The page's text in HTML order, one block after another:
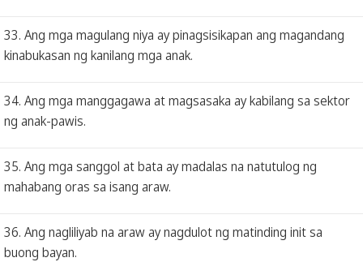
33. Ang mga magulang niya ay pinagsisikapan ang magandang
kinabukasan ng kanilang mga anak.
34. Ang mga manggagawa at magsasaka ay kabilang sa sektor
ng anak-pawis.
35. Ang mga sanggol at bata ay madalas na natutulog ng
mahabang oras sa isang araw.
36. Ang nagliliyab na araw ay nagdulot ng matinding init sa
buong bayan.